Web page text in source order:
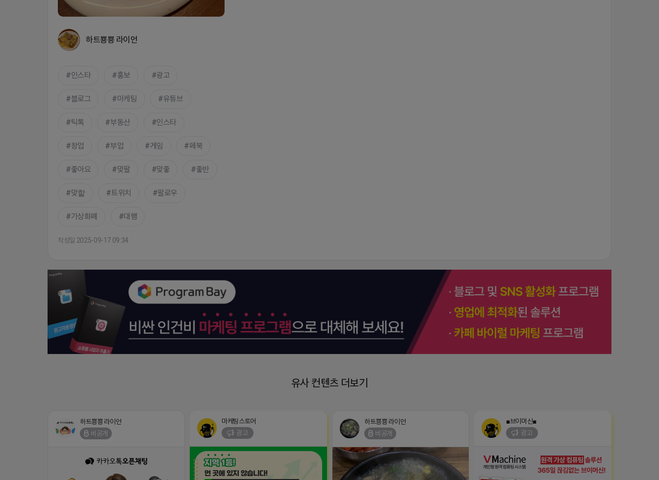
하트뿅뿅 라이언
인스타 홍보 광고
블로그 마케팅 유튜브
틱톡 부동산 인스타
창업 부업 게임 페북
좋아요 맞팔 맞좋 좋반
맞핱 트위치 팔로우
가상화폐 대행
작성일 2025-09-17 09:34
유사 컨텐츠 더보기
하트뿅뿅 라이언